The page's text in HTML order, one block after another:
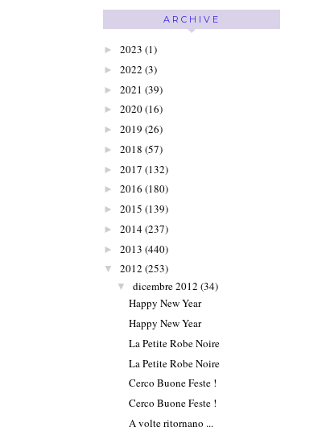
ARCHIVE
► 2023 (1)
► 2022 (3)
► 2021 (39)
► 2020(16)
► 2019 (26)
► 2018 (57)
► 2017 (132)
► 2016 (180)
► 2015 (139)
► 2014(237)
► 2013 (440)
▼ 2012 (253)
▼ dicembre 2012 (34)
Happy New Year
Happy New Year
La Petite Robe Noire
La Petite Robe Noire
Cerco Buone Feste !
Cerco Buone Feste !
A volte ritornano ...